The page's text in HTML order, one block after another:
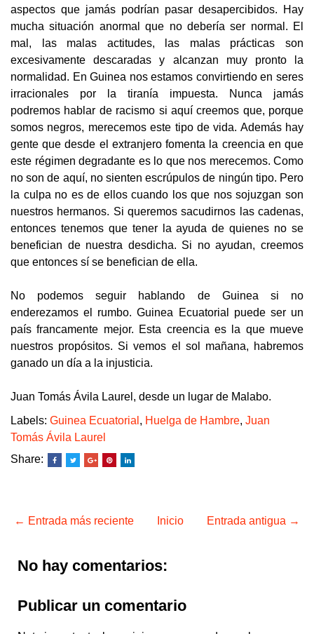
aspectos que jamás podrían pasar desapercibidos. Hay
mucha situación anormal que no debería ser normal. El
mal, las malas actitudes, las malas prácticas son
excesivamente descaradas y alcanzan muy pronto la
normalidad. En Guinea nos estamos convirtiendo en seres
irracionales por la tiranía impuesta. Nunca jamás
podremos hablar de racismo si aquí creemos que, porque
somos negros, merecemos este tipo de vida. Además hay
gente que desde el extranjero fomenta la creencia en que
este régimen degradante es lo que nos merecemos. Como
no son de aquí, no sienten escrúpulos de ningún tipo. Pero
la culpa no es de ellos cuando los que nos sojuzgan son
nuestros hermanos. Si queremos sacudirnos las cadenas,
entonces tenemos que tener la ayuda de quienes no se
benefician de nuestra desdicha. Si no ayudan, creemos
que entonces sí se benefician de ella.
No podemos seguir hablando de Guinea si no
enderezamos el rumbo. Guinea Ecuatorial puede ser un
país francamente mejor. Esta creencia es la que mueve
nuestros propósitos. Si vemos el sol mañana, habremos
ganado un día a la injusticia.
Juan Tomás Ávila Laurel, desde un lugar de Malabo.
Labels: Guinea Ecuatorial , Huelga de Hambre, Juan
Tomás Ávila Laurel
Share:
← Entrada más reciente Entrada antigua →
Inicio
No hay comentarios:
Publicar un comentario